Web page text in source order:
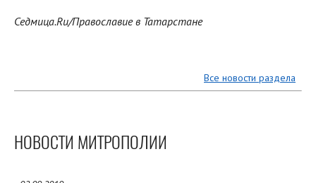
Седмица.Ru/Православие в Татарстане
Все новости раздела
НОВОСТИ МИТРОПОЛИИ